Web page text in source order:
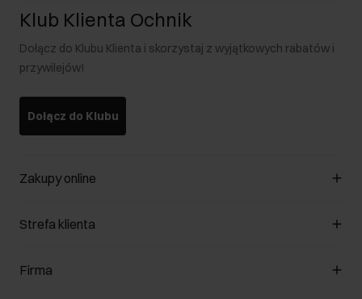
Klub Klienta Ochnik
Dołącz do Klubu Klienta i skorzystaj z wyjątkowych rabatów i
przywilejów!
Dołącz do Klubu
Zakupy online
Zarządzaj cookies
Formy płatności
Strefa klienta
Klub Klienta
Firma